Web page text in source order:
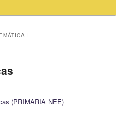
I
(PRIMARIA NEE)